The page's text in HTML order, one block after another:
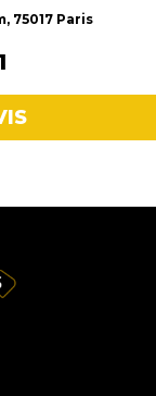
75017 Paris